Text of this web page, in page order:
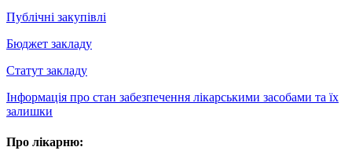
Публічні закупівлі
Бюджет закладу
Статут закладу
Інформація про стан забезпечення лікарськими засобами та їх
залишки
Про лікарню: